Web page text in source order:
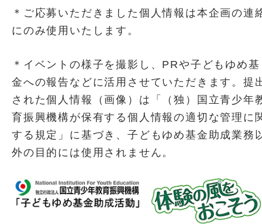
＊ご応募いただきました個人情報は本企画の連
にのみ使用いたします。
＊イベントの様子を撮影し、PRや子どもゆめ基
金への報告などに活用させていただきます。提
された個人情報（画像）は「（独）国立青少年
育振興機構が保有する個人情報の適切な管理に
する規定」に基づき、子どもゆめ基金助成業務
外の目的には使用されません。